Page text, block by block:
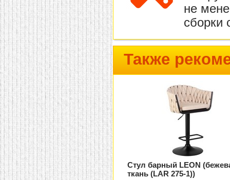
не
сборки
Также
Стул барный LEON
ткань (LAR 275-1))